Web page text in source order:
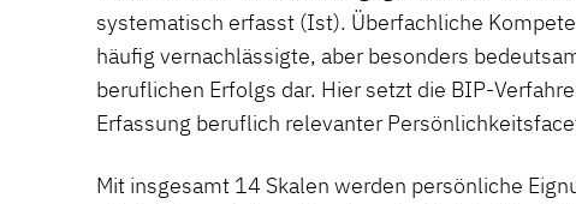
systematisch erfasst (Ist). Überfachliche
häufig vernachlässigte, aber besonders
beruflichen Erfolgs dar. Hier setzt die BIP-
Erfassung beruflich relevanter
Mit insgesamt 14 Skalen werden persönliche